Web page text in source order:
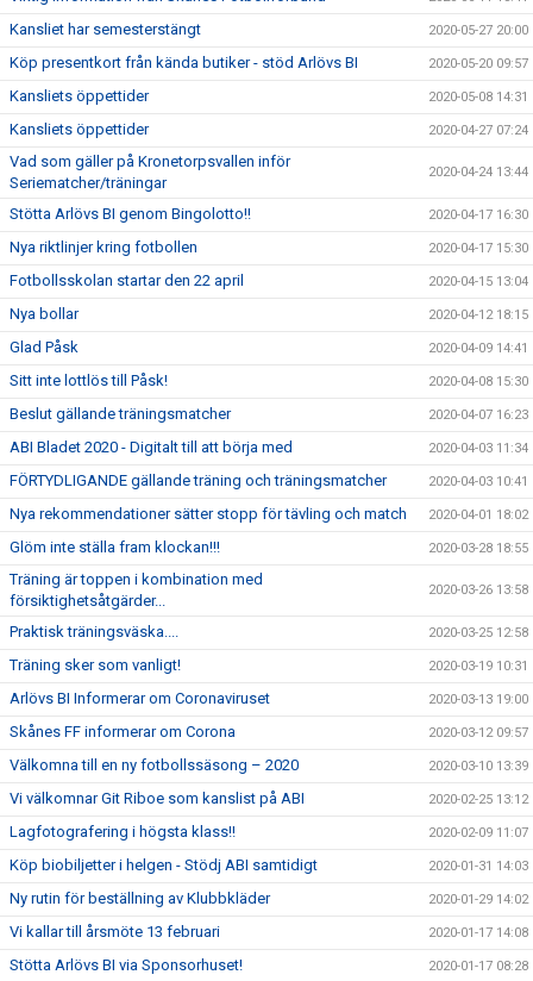
Kansliet har semesterstängt 2020-05-27 20:00
Köp presentkort från kända butiker - stöd Arlövs BI 2020-05-20 09:57
Kansliets öppettider 2020-05-08 14:31
Kansliets öppettider 2020-04-27 07:24
Vad som gäller på Kronetorpsvallen inför
Seriematcher/träningar
2020-04-24 13:44
Stötta Arlövs BI genom Bingolotto!! 2020-04-17 16:30
Nya riktlinjer kring fotbollen 2020-04-17 15:30
Fotbollsskolan startar den 22 april 2020-04-15 13:04
Nya bollar 2020-04-12 18:15
Glad Påsk 2020-04-09 14:41
Sitt inte lottlös till Påsk! 2020-04-08 15:30
Beslut gällande träningsmatcher 2020-04-07 16:23
ABI Bladet 2020 - Digitalt till att börja med 2020-04-03 11:34
FÖRTYDLIGANDE gällande träning och träningsmatcher 2020-04-03 10:41
Nya rekommendationer sätter stopp för tävling och match 2020-04-01 18:02
Glöm inte ställa fram klockan!!! 2020-03-28 18:55
Träning är toppen i kombination med
försiktighetsåtgärder...
2020-03-26 13:58
Praktisk träningsväska.... 2020-03-25 12:58
Träning sker som vanligt! 2020-03-19 10:31
Arlövs BI Informerar om Coronaviruset 2020-03-13 19:00
Skånes FF informerar om Corona 2020-03-12 09:57
Välkomna till en ny fotbollssäsong – 2020 2020-03-10 13:39
Vi välkomnar Git Riboe som kanslist på ABI 2020-02-25 13:12
Lagfotografering i högsta klass!! 2020-02-09 11:07
Köp biobiljetter i helgen - Stödj ABI samtidigt 2020-01-31 14:03
Ny rutin för beställning av Klubbkläder 2020-01-29 14:02
Vi kallar till årsmöte 13 februari 2020-01-17 14:08
Stötta Arlövs BI via Sponsorhuset! 2020-01-17 08:28